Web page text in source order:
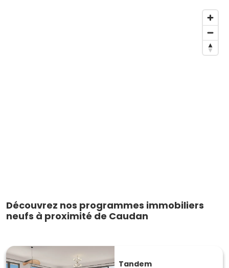
Découvrez nos programmes immobiliers
neufs à proximité de Caudan
Tandem